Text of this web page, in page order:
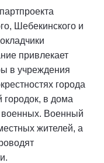
Шебекинского и
привлекает
в учреждения
города
в дома
военных. Военный
жителей, а